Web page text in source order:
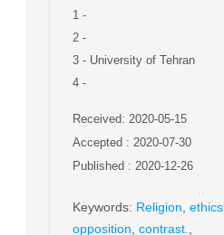
1 -
2 -
3 - University of Tehran
4 -
Received: 2020-05-15
Accepted : 2020-07-30
Published : 2020-12-26
Keywords: Religion ethics
opposition contrast.